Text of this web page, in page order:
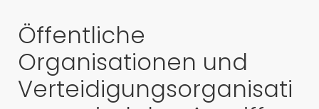
Öffentliche
Organisationen und
Verteidigungsorganisati